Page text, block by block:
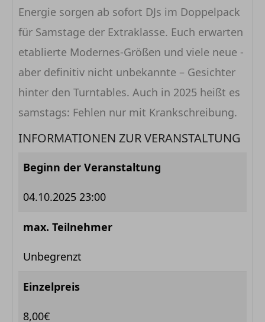
Energie sorgen ab sofort DJs im Doppelpack
für Samstage der Extraklasse. Euch erwarten
etablierte Modernes-Größen und viele neue -
aber definitiv nicht unbekannte – Gesichter
hinter den Turntables. Auch in 2025 heißt es
samstags: Fehlen nur mit Krankschreibung.
INFORMATIONEN ZUR VERANSTALTUNG
Beginn der Veranstaltung
04.10.2025 23:00
max. Teilnehmer
Unbegrenzt
Einzelpreis
8,00€